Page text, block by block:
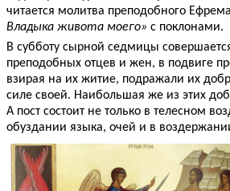
читается молитва преподобного
Владыка живота моего» с поклонами.
В субботу сырной седмицы
преподобных отцев и жен, в подвиге
взирая на их житие, подражали их
силе своей. Наибольшая же из этих
А пост состоит не только в телесном
обуздании языка, очей и в